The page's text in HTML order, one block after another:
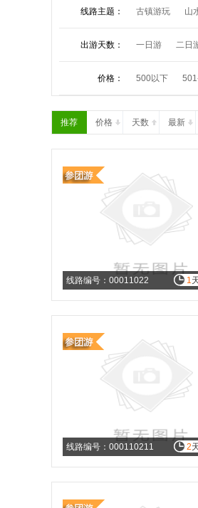
线路主题： 古镇游玩 山
夏令营活动
出游天数： 一日游 二日
价格： 500以下
推荐 价格 天数 最新
1
线路编号：00011022
2
线路编号：000110211